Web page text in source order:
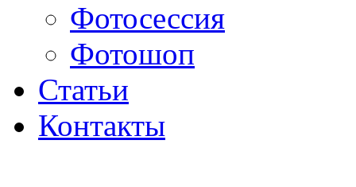
Фотосессия
Фотошоп
Статьи
Контакты